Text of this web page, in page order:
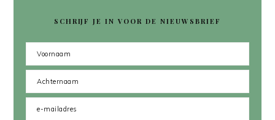
SCHRIJF JE IN VOOR DE NIEUWSBRIEF